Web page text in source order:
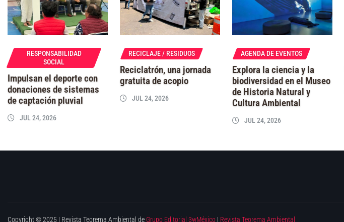
RESPONSABILIDAD
SOCIAL
Impulsan el deporte con
donaciones de sistemas
de captación pluvial
JUL 24, 2026
RECICLAJE / RESIDUOS
Reciclatrón, una jornada
gratuita de acopio
JUL 24, 2026
AGENDA DE EVENTOS
Explora la ciencia y la
biodiversidad en el Museo
de Historia Natural y
Cultura Ambiental
JUL 24, 2026
Copyright © 2025 | Revista Teorema Ambiental de Grupo Editorial 3wMéxico | Revista Teorema Ambiental